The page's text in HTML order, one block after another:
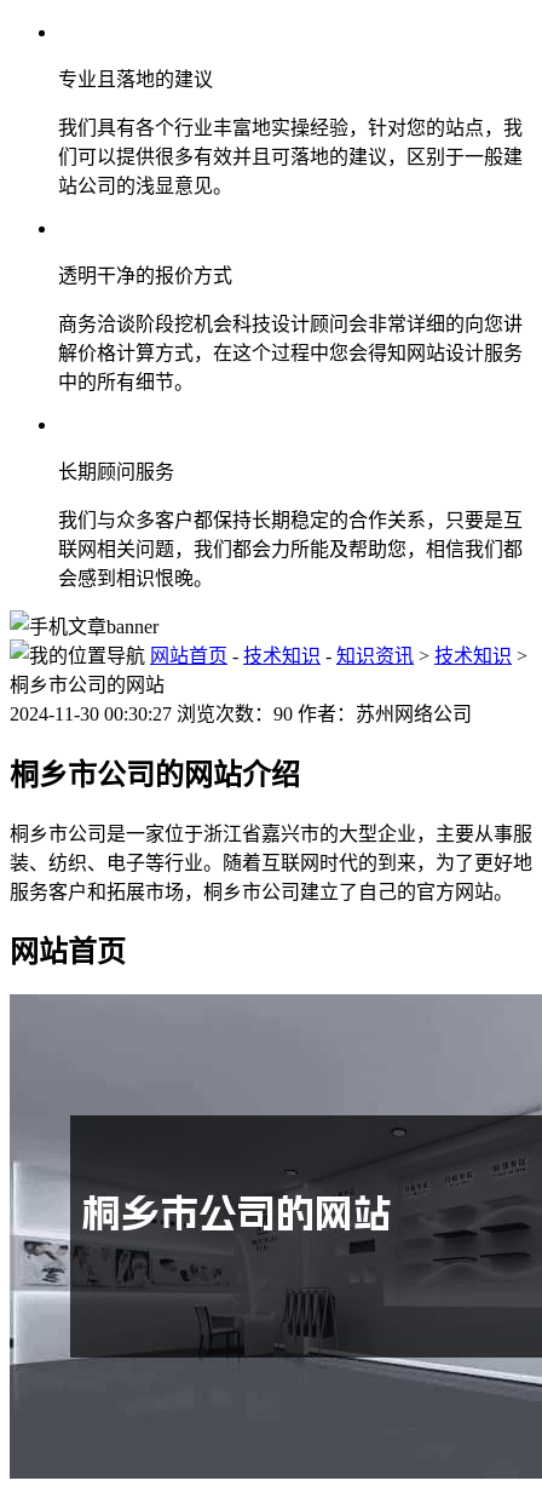
专业且落地的建议
我们具有各个行业丰富地实操经验，针对您的站点，我
们可以提供很多有效并且可落地的建议，区别于一般建
站公司的浅显意见。
透明干净的报价方式
商务洽谈阶段挖机会科技设计顾问会非常详细的向您讲
解价格计算方式，在这个过程中您会得知网站设计服务
中的所有细节。
长期顾问服务
我们与众多客户都保持长期稳定的合作关系，只要是互
联网相关问题，我们都会力所能及帮助您，相信我们都
会感到相识恨晚。
网站首页 - 技术知识 - 知识资讯 > 技术知识 >
桐乡市公司的网站
2024-11-30 00:30:27 浏览次数：90 作者：苏州网络公司
桐乡市公司的网站介绍
桐乡市公司是一家位于浙江省嘉兴市的大型企业，主要从事服
装、纺织、电子等行业。随着互联网时代的到来，为了更好地
服务客户和拓展市场，桐乡市公司建立了自己的官方网站。
网站首页